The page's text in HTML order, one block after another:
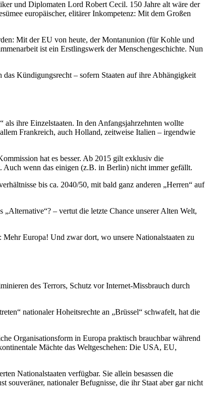
und Diplomaten Lord Robert Cecil. 150 Jahre alt wäre der
europäischer, elitärer Inkompetenz: Mit dem Großen
Mit der EU von heute, der Montanunion (für Kohle und
ist ein Erstlingswerk der Menschengeschichte. Nun
Kündigungsrecht – sofern Staaten auf ihre Abhängigkeit
ihre Einzelstaaten. In den Anfangsjahrzehnten wollte
Frankreich, auch Holland, zeitweise Italien – irgendwie
hat es besser. Ab 2015 gilt exklusiv die
Auch wenn das einigen (z.B. in Berlin) nicht immer gefällt.
bis ca. 2040/50, mit bald ganz anderen „Herren“ auf
– vertut die letzte Chance unserer Alten Welt,
Europa! Und zwar dort, wo unsere Nationalstaaten zu
des Terrors, Schutz vor Internet-Missbrauch durch
nationaler Hoheitsrechte an „Brüssel“ schwafelt, hat die
Organisationsform in Europa praktisch brauchbar während
Mächte das Weltgeschehen: Die USA, EU,
Nationalstaaten verfügbar. Sie allein besassen die
souveräner, nationaler Befugnisse, die ihr Staat aber gar nicht